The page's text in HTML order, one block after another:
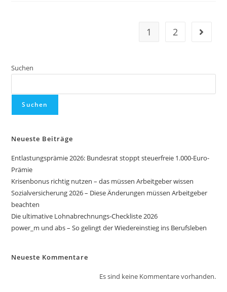
1 2
Suchen
Suchen
Neueste Beiträge
Entlastungsprämie 2026: Bundesrat stoppt steuerfreie 1.000-Euro-
Prämie
Krisenbonus richtig nutzen – das müssen Arbeitgeber wissen
Sozialversicherung 2026 – Diese Änderungen müssen Arbeitgeber
beachten
Die ultimative Lohnabrechnungs-Checkliste 2026
power_m und abs – So gelingt der Wiedereinstieg ins Berufsleben
Neueste Kommentare
Es sind keine Kommentare vorhanden.